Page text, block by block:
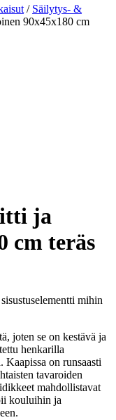
/ Säilytys- &
90x45x180 cm
ja
cm teräs
mihin
joten se on kestävä ja
henkarilla
on runsaasti
tavaroiden
mahdollistavat
kouluihin ja